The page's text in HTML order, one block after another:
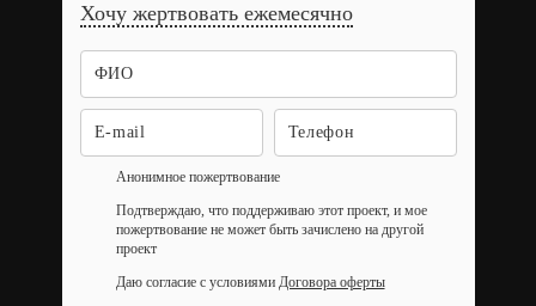
Хочу жертвовать ежемесячно
Анонимное пожертвование
Подтверждаю, что поддерживаю этот проект, и мое
пожертвование не может быть зачислено на другой
проект
Даю согласие с условиями Договора оферты